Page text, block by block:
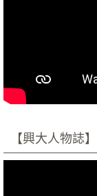
【興大人物誌